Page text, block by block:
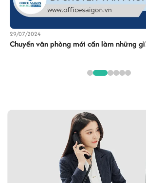
29/07/2024
Chuyển văn phòng mới cần làm những gì?